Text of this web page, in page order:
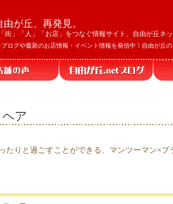
が丘、再発見。
街」「人」「お店」をつなぐ情報サイト、自由が丘ネッ
ブログや最新のお店情報・イベント情報を発信中！自由が丘
ヘア
たりと過ごすことができる、マンツーマン×プ